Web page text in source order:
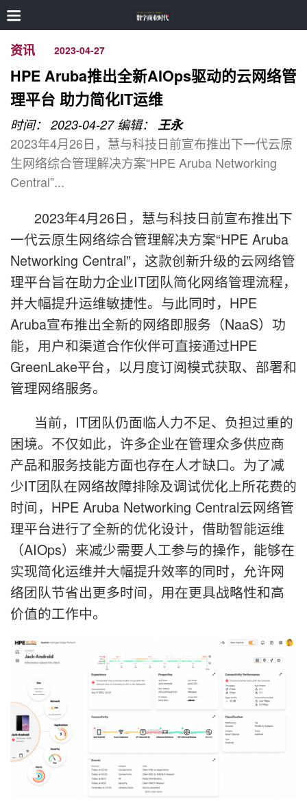
资讯 2023-04-27
HPE Aruba推出全新AIOps驱动的云网络管
理平台 助力简化IT运维
时间： 2023-04-27 编辑： 王永
2023年4月26日，慧与科技日前宣布推出下一代云原
生网络综合管理解决方案“HPE Aruba Networking
Central”...
2023年4月26日，慧与科技日前宣布推出下
一代云原生网络综合管理解决方案“HPE Aruba
Networking Central”，这款创新升级的云网络管
理平台旨在助力企业IT团队简化网络管理流程，
并大幅提升运维敏捷性。与此同时，HPE
Aruba宣布推出全新的网络即服务（NaaS）功
能，用户和渠道合作伙伴可直接通过HPE
GreenLake平台，以月度订阅模式获取、部署和
管理网络服务。
当前，IT团队仍面临人力不足、负担过重的
困境。不仅如此，许多企业在管理众多供应商
产品和服务技能方面也存在人才缺口。为了减
少IT团队在网络故障排除及调试优化上所花费的
时间，HPE Aruba Networking Central云网络管
理平台进行了全新的优化设计，借助智能运维
（AIOps）来减少需要人工参与的操作，能够在
实现简化运维并大幅提升效率的同时，允许网
络团队节省出更多时间，用在更具战略性和高
价值的工作中。